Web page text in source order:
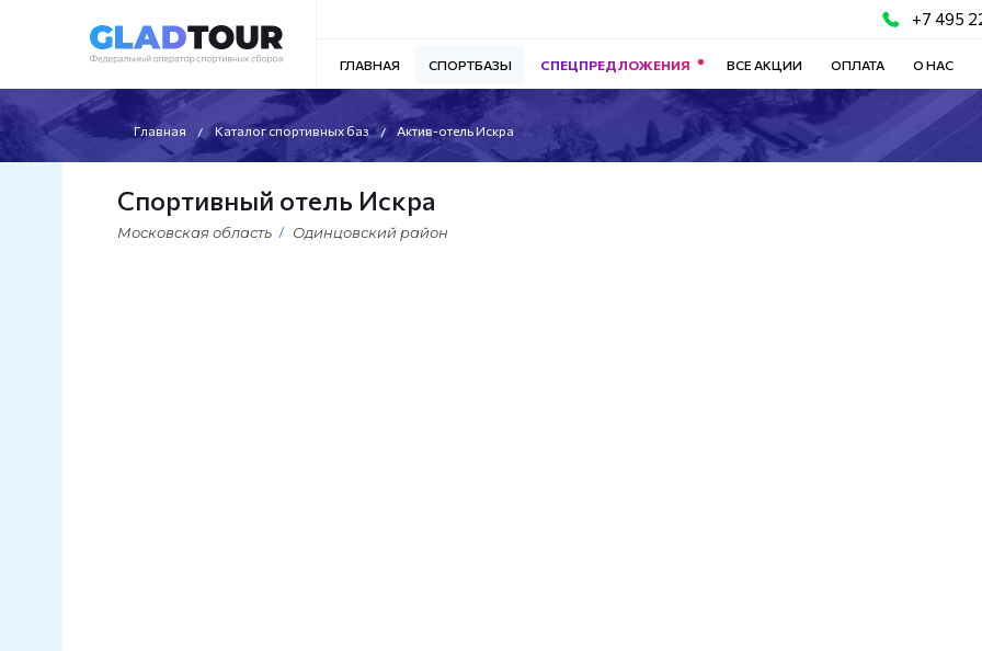
+7 495
ГЛАВНАЯ СПОРТБАЗЫ СПЕЦПРЕДЛОЖЕНИЯ ВСЕ АКЦИИ ОПЛАТА О НАС
Главная Каталог спортивных баз Актив-отель Искра
Спортивный отель Искра
Московская область Одинцовский район